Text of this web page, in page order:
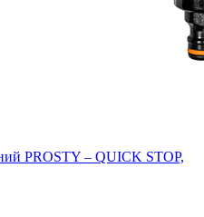
PROSTY – QUICK STOP,